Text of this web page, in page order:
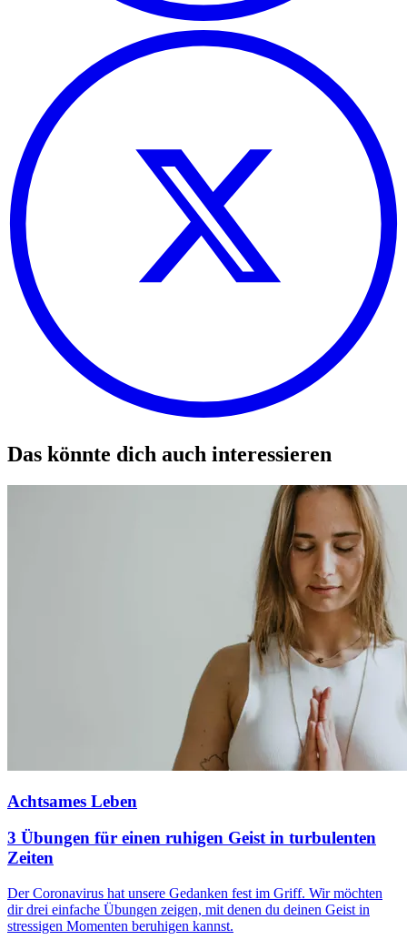
Das könnte dich auch interessieren
Achtsames Leben
3 Übungen für einen ruhigen Geist in turbulenten
Zeiten
Der Coronavirus hat unsere Gedanken fest im Griff. Wir möchten
dir drei einfache Übungen zeigen, mit denen du deinen Geist in
stressigen Momenten beruhigen kannst.